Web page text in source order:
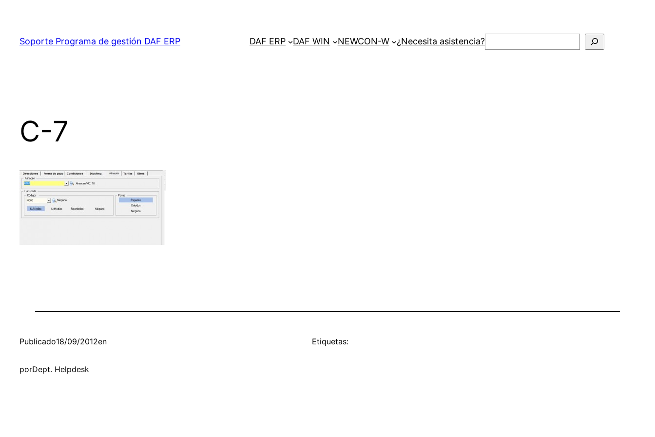
contenido
Soporte Programa de gestión DAF ERP DAF ERP DAF WIN NEWCON-W ¿Necesita asistencia?Buscar
C-7
Publicado18/09/2012en
porDept. Helpdesk
Etiquetas: